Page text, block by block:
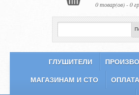
0 товар(ов) - 0
ГЛУШИТЕЛИ
МАГАЗИНАМ И СТО